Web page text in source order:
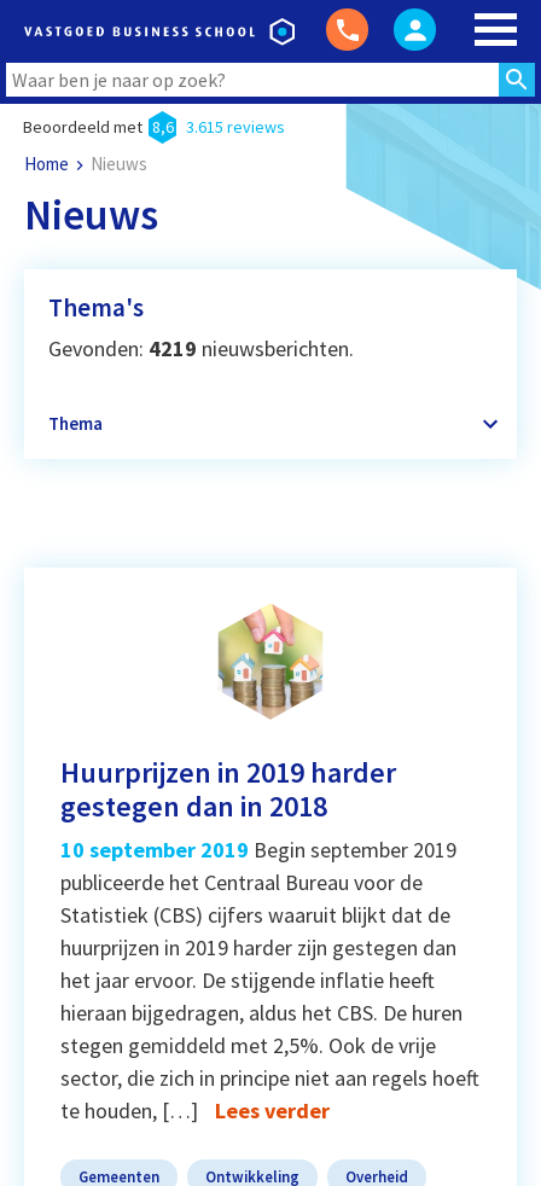
Beoordeeld met 8,6 3.615 reviews
Home Nieuws
Nieuws
Thema's
Gevonden: 4219 nieuwsberichten.
Thema
Huurprijzen in 2019 harder
gestegen dan in 2018
10 september 2019 Begin september 2019
publiceerde het Centraal Bureau voor de
Statistiek (CBS) cijfers waaruit blijkt dat de
huurprijzen in 2019 harder zijn gestegen dan
het jaar ervoor. De stijgende inflatie heeft
hieraan bijgedragen, aldus het CBS. De huren
stegen gemiddeld met 2,5%. Ook de vrije
sector, die zich in principe niet aan regels hoeft
te houden, […]
Lees verder
Gemeenten Ontwikkeling Overheid